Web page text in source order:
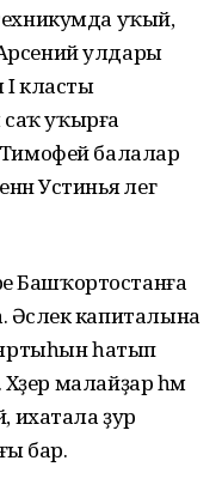
уҡый,
улдары
I класты
уҡырға
Тимофей балалар
Устинья әлегә
Башҡортостанға
капиталына
яртыһын һатып
Хәҙер малайҙар һәм
ихатала ҙур
бар.